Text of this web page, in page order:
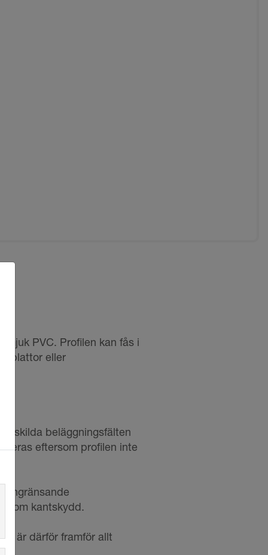
PVC. Profilen kan fås i
eller
beläggningsfälten
eftersom profilen inte
angränsande
som kantskydd.
är därför framför allt